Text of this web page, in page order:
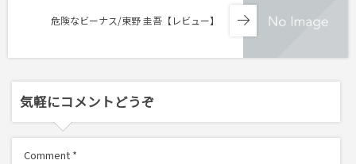
危険なビーナス/東野 圭吾【レビュー】
気軽にコメントどうぞ
Comment *